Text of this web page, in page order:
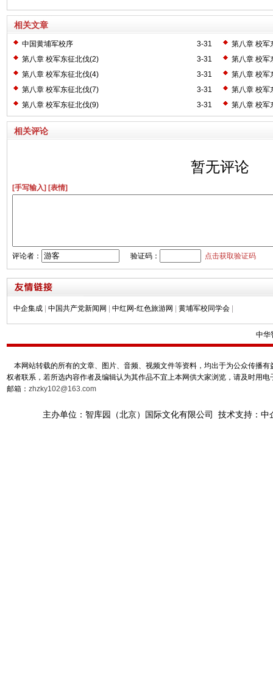
相关文章
3-31
中国黄埔军校序
第八章 校军
3-31
第八章 校军东征北伐(2)
第八章 校军
3-31
第八章 校军东征北伐(4)
第八章 校军
3-31
第八章 校军东征北伐(7)
第八章 校军
3-31
第八章 校军东征北伐(9) 第八章 校军
相关评论
暂无评论
[手写输入] [表情]
评论者： 验证码： 点击获取验证码
中企集成 | 中国共产党新闻网 | 中红网-红色旅游网 | 黄埔军校同学会 |
中华
本网站转载的所有的文章、图片、音频、视频文件等资料，均出于为公众传播
权者联系，若所选内容作者及编辑认为其作品不宜上本网供大家浏览，请及时用
邮箱： zhzky102@163.com
主办单位：智库园（北京）国际文化有限公司 技术支持：